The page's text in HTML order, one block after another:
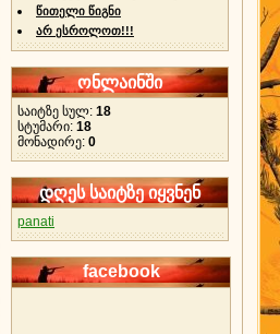
წითელი წიგნი
არ ესროლოთ!!!
ონლაინში
საიტზე სულ: 18
სტუმარი: 18
მონადირე: 0
დღეს საიტზე იყვნენ
panati
facebook